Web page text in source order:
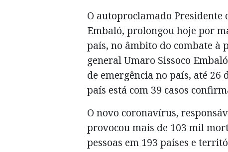
O autoproclamado Presidente
Embaló, prolongou hoje por
país, no âmbito do combate à
general Umaro Sissoco
de emergência no país, até
país está com 39 casos
O novo coronavírus,
provocou mais de 103 mil
pessoas em 193 países e